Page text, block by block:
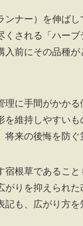
ナー）を伸ば
される「ハー
前にその品種
に手間がかか
維持しやすい
来の後悔を防ぐ
根草であるこ
りを抑えられた
も、広がり方